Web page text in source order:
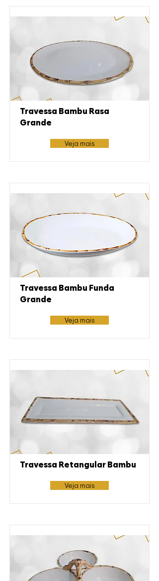
Travessa Bambu Rasa
Grande
Veja mais
Travessa Bambu Funda
Grande
Veja mais
Travessa Retangular Bambu
Veja mais